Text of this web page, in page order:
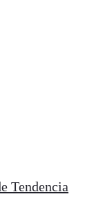
Tendencia